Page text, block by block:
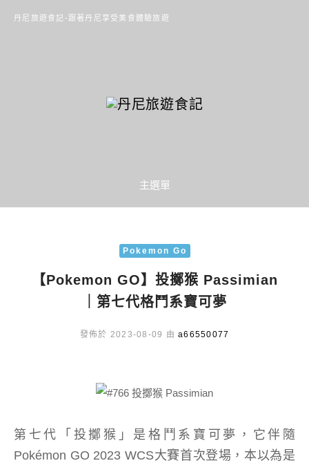
丹尼旅遊食記-跟著丹尼享受美食體驗旅遊
主選單
Pokemon Go
【Pokemon GO】投擲猴 Passimian
｜第七代格鬥系寶可夢
發佈於 2023-08-09 由 a66550077
第七代「投擲猴」是格鬥系寶可夢，它伴隨
Pokémon GO 2023 WCS大賽首次登場，本以為是